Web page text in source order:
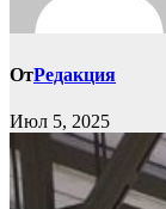
ОтРедакция
Июл 5, 2025